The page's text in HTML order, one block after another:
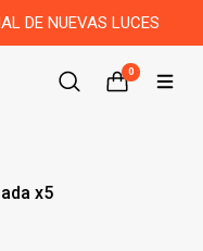
DE NUEVAS LUCES
0
x5